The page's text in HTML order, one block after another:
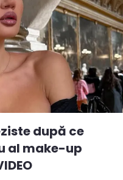
după ce
al make-up